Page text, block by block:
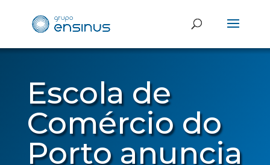
Escola de
Comércio do
Porto anuncia